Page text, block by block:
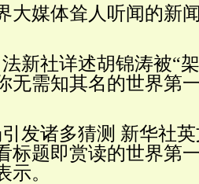
大媒体耸人听闻的新
新社详述胡锦涛被“
无需知其名的世界第
发诸多猜测 新华社
标题即赏读的世界第
示。